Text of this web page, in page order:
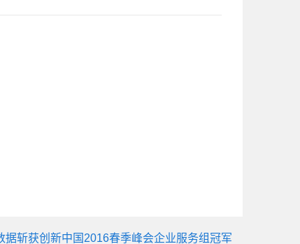
据斩获创新中国2016春季峰会企业服务组冠军